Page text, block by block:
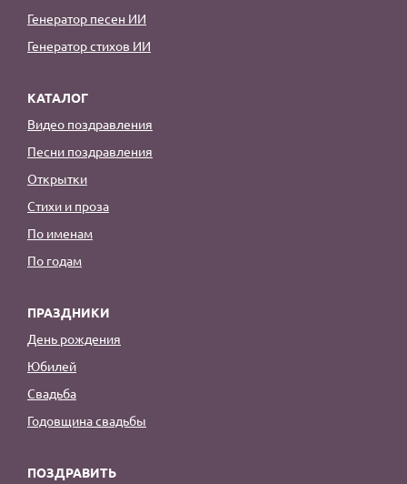
Генератор песен ИИ
Генератор стихов ИИ
КАТАЛОГ
Видео поздравления
Песни поздравления
Открытки
Стихи и проза
По именам
По годам
ПРАЗДНИКИ
День рождения
Юбилей
Свадьба
Годовщина свадьбы
ПОЗДРАВИТЬ